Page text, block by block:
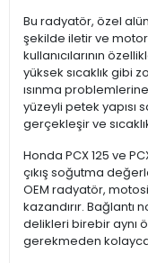
Bu radyatör, özel
şekilde iletir ve
kullanıcılarının
yüksek sıcaklık gibi
ısınma
yüzeyli petek yapısı
gerçekleşir ve
Honda PCX 125 ve
çıkış soğutma
OEM radyatör,
kazandırır. Bağlantı
delikleri birebir aynı
gerekmeden